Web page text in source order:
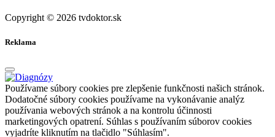
Copyright © 2026 tvdoktor.sk
Reklama
Používame súbory cookies pre zlepšenie funkčnosti našich stránok.
Dodatočné súbory cookies používame na vykonávanie analýz
používania webových stránok a na kontrolu účinnosti
marketingových opatrení. Súhlas s používaním súborov cookies
vyjadríte kliknutím na tlačidlo "Súhlasím".